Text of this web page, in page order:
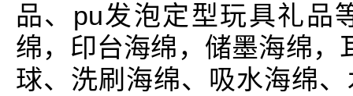
品、pu发泡定型玩具礼品
绵，印台海绵，储墨海绵，
球、洗刷海绵、吸水海绵